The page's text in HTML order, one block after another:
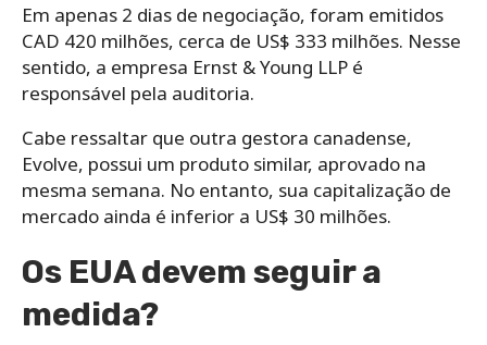
Em apenas 2 dias de negociação, foram emitidos
CAD 420 milhões, cerca de US$ 333 milhões. Nesse
sentido, a empresa Ernst & Young LLP é
responsável pela auditoria.
Cabe ressaltar que outra gestora canadense,
Evolve, possui um produto similar, aprovado na
mesma semana. No entanto, sua capitalização de
mercado ainda é inferior a US$ 30 milhões.
Os EUA devem seguir a
medida?